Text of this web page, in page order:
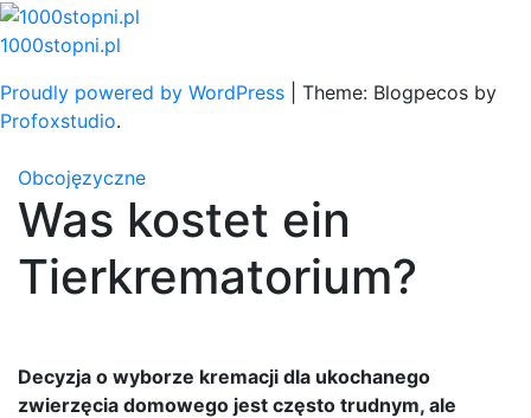
Skip
to
1000stopni.pl
Proudly powered by WordPress
Theme: Blogpecos by
Profoxstudio.
Obcojęzyczne
Was kostet ein
Tierkrematorium?
Decyzja o wyborze kremacji dla ukochanego
zwierzęcia domowego jest często trudnym, ale